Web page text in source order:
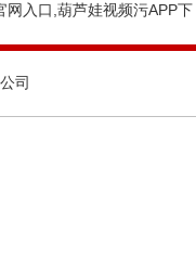
入口,葫芦娃视频污APP下